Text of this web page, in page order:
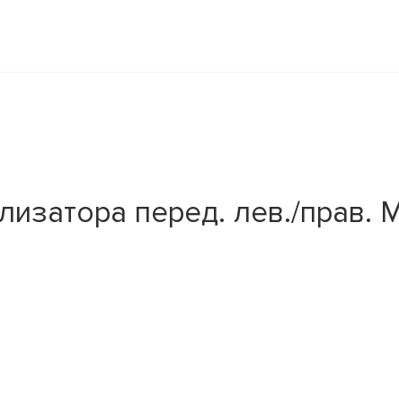
перед. лев./прав.